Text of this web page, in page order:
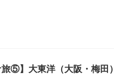
旅⑤】大東洋（大阪・梅田）